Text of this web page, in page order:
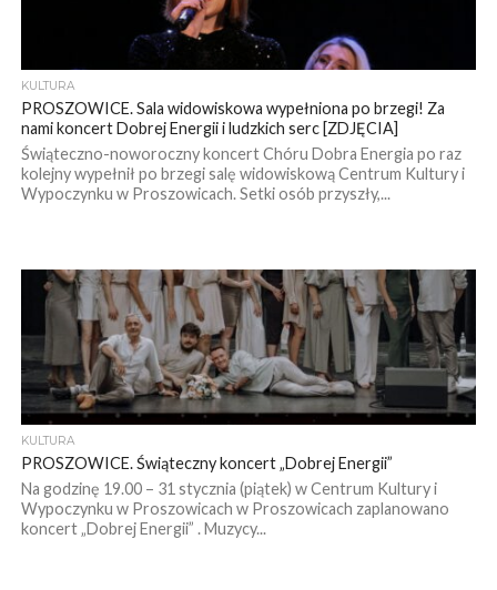
KULTURA
PROSZOWICE. Sala widowiskowa wypełniona po brzegi! Za
nami koncert Dobrej Energii i ludzkich serc [ZDJĘCIA]
Świąteczno-noworoczny koncert Chóru Dobra Energia po raz
kolejny wypełnił po brzegi salę widowiskową Centrum Kultury i
Wypoczynku w Proszowicach. Setki osób przyszły,...
KULTURA
PROSZOWICE. Świąteczny koncert „Dobrej Energii”
Na godzinę 19.00 – 31 stycznia (piątek) w Centrum Kultury i
Wypoczynku w Proszowicach w Proszowicach zaplanowano
koncert „Dobrej Energii” . Muzycy...